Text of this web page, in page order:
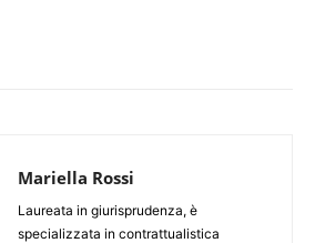
Mariella Rossi
Laureata in giurisprudenza, è
specializzata in contrattualistica